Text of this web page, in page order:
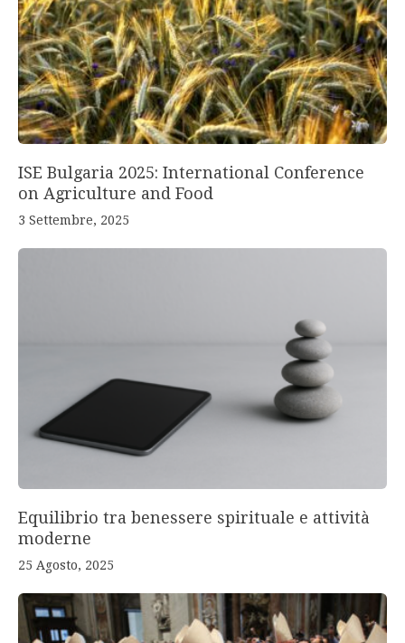
ISE Bulgaria 2025: International Conference
on Agriculture and Food
3 Settembre, 2025
Equilibrio tra benessere spirituale e attività
moderne
25 Agosto, 2025